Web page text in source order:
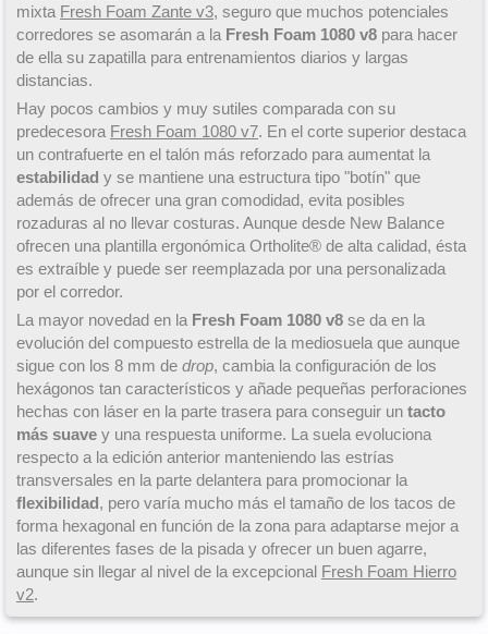
mixta Fresh Foam Zante v3, seguro que muchos potenciales
corredores se asomarán a la Fresh Foam 1080 v8 para hacer
de ella su zapatilla para entrenamientos diarios y largas
distancias.
Hay pocos cambios y muy sutiles comparada con su
predecesora Fresh Foam 1080 v7. En el corte superior destaca
un contrafuerte en el talón más reforzado para aumentat la
estabilidad y se mantiene una estructura tipo "botín" que
además de ofrecer una gran comodidad, evita posibles
rozaduras al no llevar costuras. Aunque desde New Balance
ofrecen una plantilla ergonómica Ortholite® de alta calidad, ésta
es extraíble y puede ser reemplazada por una personalizada
por el corredor.
La mayor novedad en la Fresh Foam 1080 v8 se da en la
evolución del compuesto estrella de la mediosuela que aunque
sigue con los 8 mm de drop, cambia la configuración de los
hexágonos tan característicos y añade pequeñas perforaciones
hechas con láser en la parte trasera para conseguir un tacto
más suave y una respuesta uniforme. La suela evoluciona
respecto a la edición anterior manteniendo las estrías
transversales en la parte delantera para promocionar la
flexibilidad, pero varía mucho más el tamaño de los tacos de
forma hexagonal en función de la zona para adaptarse mejor a
las diferentes fases de la pisada y ofrecer un buen agarre,
aunque sin llegar al nivel de la excepcional Fresh Foam Hierro
v2.